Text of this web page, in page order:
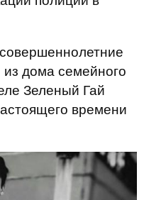
дома семейного
Зеленый Гай
времени